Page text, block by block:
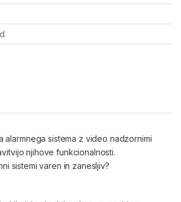
sistemi varen in zanesljiv?